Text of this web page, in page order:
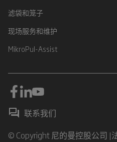
滤袋和笼子
现场服务和维护
MikroPul-Assist
联系我们
© Copyright 尼的曼控股公司 |